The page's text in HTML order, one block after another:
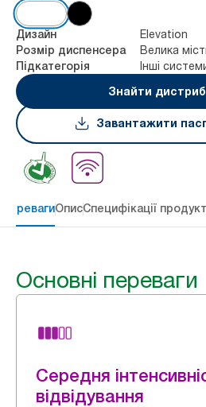
Дизайн Elevation
Розмір диспенсера Велика
Підкатегорія
Інші
Знайти
Завантажити
перевагиОписСпецифікації
Основні переваги
Середня
відвідування